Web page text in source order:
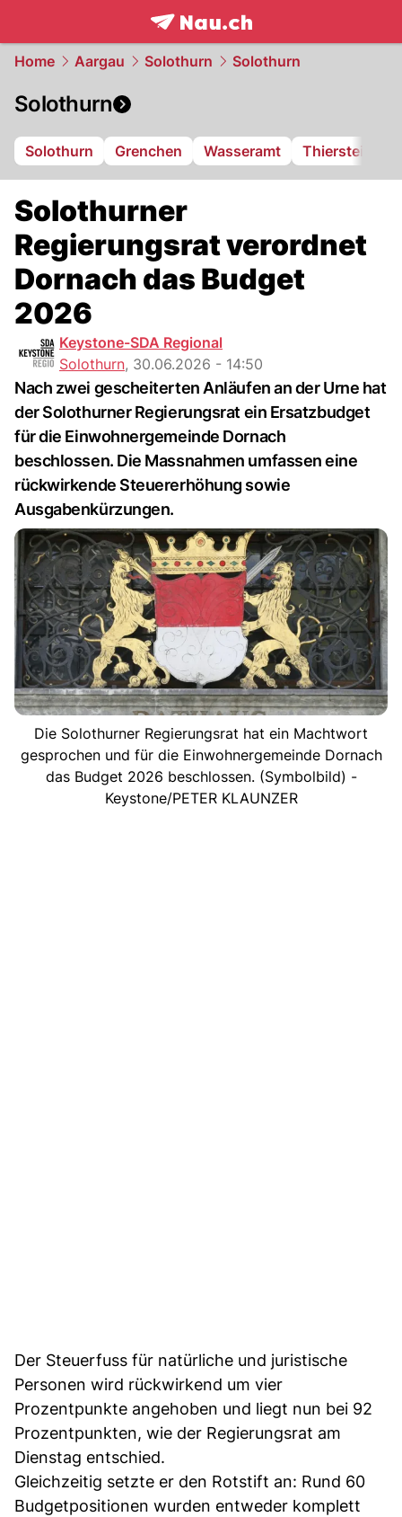
frontpage.NAU.ch
Home Aargau Solothurn Solothurn
Solothurn
Solothurn Grenchen Wasseramt Thierstein
Solothurner
Regierungsrat verordnet
Dornach das Budget
2026
Keystone-SDA Regional
Solothurn, 30.06.2026 - 14:50
Nach zwei gescheiterten Anläufen an der Urne hat
der Solothurner Regierungsrat ein Ersatzbudget
für die Einwohnergemeinde Dornach
beschlossen. Die Massnahmen umfassen eine
rückwirkende Steuererhöhung sowie
Ausgabenkürzungen.
Die Solothurner Regierungsrat hat ein Machtwort
gesprochen und für die Einwohnergemeinde Dornach
das Budget 2026 beschlossen. (Symbolbild) -
Keystone/PETER KLAUNZER
Der Steuerfuss für natürliche und juristische
Personen wird rückwirkend um vier
Prozentpunkte angehoben und liegt nun bei 92
Prozentpunkten, wie der Regierungsrat am
Dienstag entschied.
Gleichzeitig setzte er den Rotstift an: Rund 60
Budgetpositionen wurden entweder komplett